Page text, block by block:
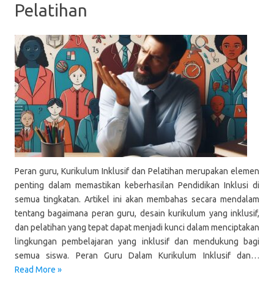
Pelatihan
Peran guru, Kurikulum Inklusif dan Pelatihan merupakan elemen
penting dalam memastikan keberhasilan Pendidikan Inklusi di
semua tingkatan. Artikel ini akan membahas secara mendalam
tentang bagaimana peran guru, desain kurikulum yang inklusif,
dan pelatihan yang tepat dapat menjadi kunci dalam menciptakan
lingkungan pembelajaran yang inklusif dan mendukung bagi
semua siswa. Peran Guru Dalam Kurikulum Inklusif dan…
Read More »